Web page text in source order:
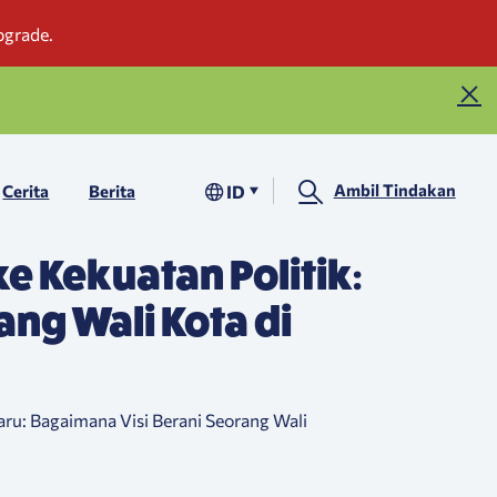
Cerita Berita ID Ambil Tindakan
Kekuatan Politik:
Wali Kota di
Bagaimana Visi Berani Seorang Wali